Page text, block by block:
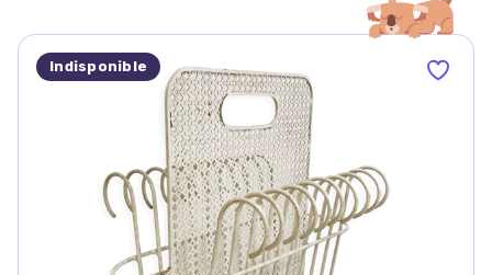
Indisponible